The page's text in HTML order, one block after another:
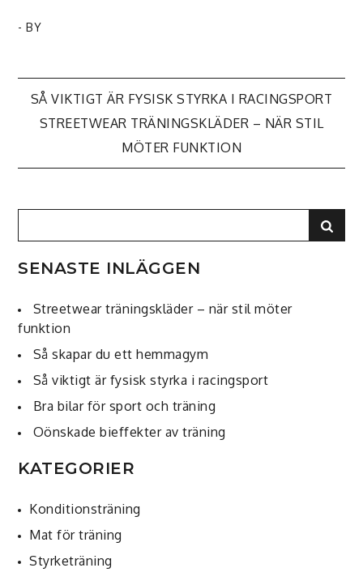
- BY
Inläggsnavigering
SÅ VIKTIGT ÄR FYSISK STYRKA I RACINGSPORT
STREETWEAR TRÄNINGSKLÄDER – NÄR STIL
MÖTER FUNKTION
for:
SENASTE INLÄGGEN
Streetwear träningskläder – när stil möter
funktion
Så skapar du ett hemmagym
Så viktigt är fysisk styrka i racingsport
Bra bilar för sport och träning
Oönskade bieffekter av träning
KATEGORIER
Konditionsträning
Mat för träning
Styrketräning